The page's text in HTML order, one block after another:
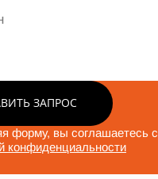
ЗАПРОС
форму, вы соглашаетесь с
конфиденциальности